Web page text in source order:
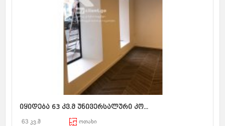
იყიდება 63 კვ.მ უნივერსალური კო...
63 კვ.მ ოთახი